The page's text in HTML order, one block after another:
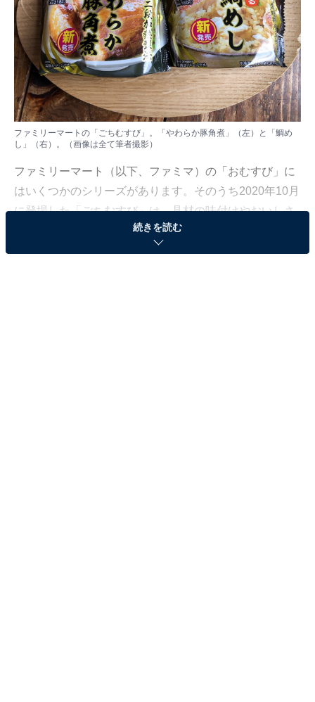
ファミリーマートの「ごちむすび」。「やわらか豚角煮」（左）と「鯛め
し」（右）。（画像は全て筆者撮影）
ファミリーマート（以下、ファミマ）の「おむすび」に
はいくつかのシリーズがあります。そのうち2020年10月
に登場した「ごちむすび」は、具材の味付けやおいしさ
にこだわったぜいたくおむすびシリーズです。今回「や
続きを読む